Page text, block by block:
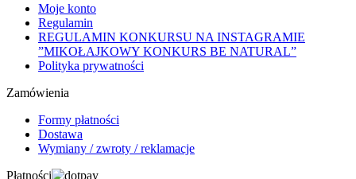
Moje konto
Regulamin
REGULAMIN KONKURSU NA INSTAGRAMIE
”MIKOŁAJKOWY KONKURS BE NATURAL”
Polityka prywatności
Zamówienia
Formy płatności
Dostawa
Wymiany / zwroty / reklamacje
Płatności